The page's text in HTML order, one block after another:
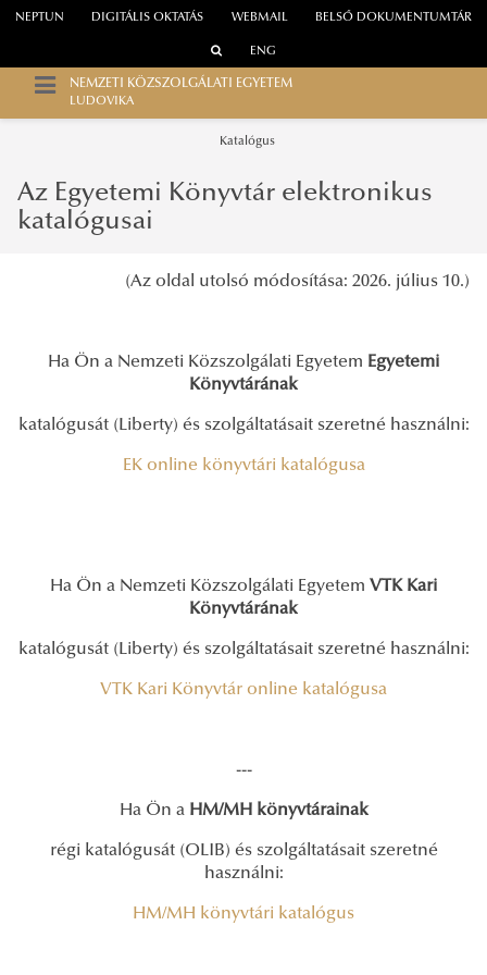
WEBMAIL
NEPTUN DIGITÁLIS OKTATÁS BELSŐ DOKUMENTUMTÁR
ENG
NEMZETI KÖZSZOLGÁLATI EGYETEM
LUDOVIKA
Katalógus
Az Egyetemi Könyvtár elektronikus
katalógusai
(Az oldal utolsó módosítása: 2026. július 10.)
Ha Ön a Nemzeti Közszolgálati Egyetem Egyetemi
Könyvtárának
katalógusát (Liberty) és szolgáltatásait szeretné használni:
EK online könyvtári katalógusa
Ha Ön a Nemzeti Közszolgálati Egyetem VTK Kari
Könyvtárának
katalógusát (Liberty) és szolgáltatásait szeretné használni:
VTK Kari Könyvtár online katalógusa
---
Ha Ön a HM/MH könyvtárainak
régi katalógusát (OLIB) és szolgáltatásait szeretné
használni:
HM/MH könyvtári katalógus